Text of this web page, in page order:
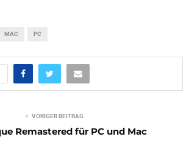
MAC PC
VORIGER BEITRAG
Remastered für PC und Mac